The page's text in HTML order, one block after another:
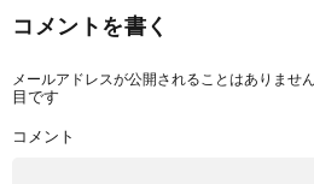
コメントを書く
メールアドレスが公開されることはありません
目です
コメント